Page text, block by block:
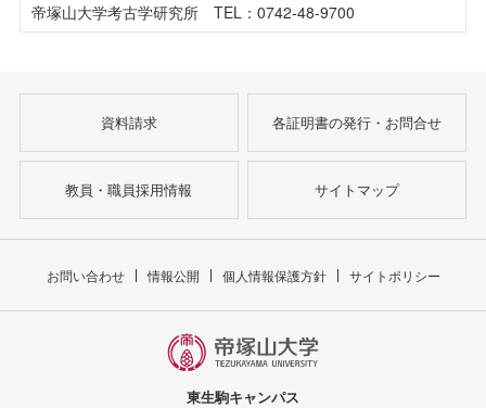
帝塚山大学考古学研究所 TEL：0742-48-9700
資料請求 各証明書の発行・お問合せ
教員・職員採用情報 サイトマップ
お問い合わせ 情報公開 個人情報保護方針 サイトポリシー
東生駒キャンパス